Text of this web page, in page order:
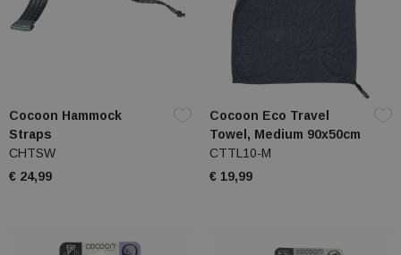
Cocoon Hammock
Straps
CHTSW
€ 24,99
Cocoon Eco Travel
Towel, Medium 90x50cm
CTTL10-M
€ 19,99